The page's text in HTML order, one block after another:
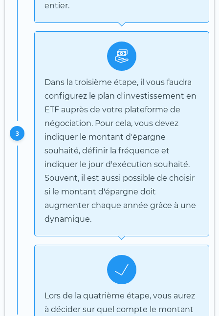
entier.
3
Dans la troisième étape, il vous faudra
configurez le plan d'investissement en
ETF auprès de votre plateforme de
négociation. Pour cela, vous devez
indiquer le montant d'épargne
souhaité, définir la fréquence et
indiquer le jour d'exécution souhaité.
Souvent, il est aussi possible de choisir
si le montant d'épargne doit
augmenter chaque année grâce à une
dynamique.
Lors de la quatrième étape, vous aurez
à décider sur quel compte le montant